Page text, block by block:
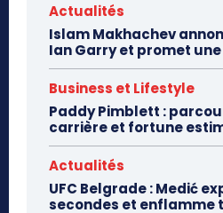
Actualités
Islam Makhachev
Ian Garry et promet
Business et Lifestyle
Paddy Pimblett :
carrière et fortune
Actualités
UFC Belgrade : Medić
secondes et enflamme